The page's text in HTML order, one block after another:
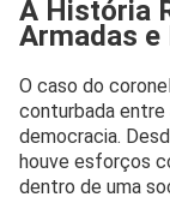
A História
Armadas e
O caso do
conturbada entre
democracia.
houve esforços
dentro de uma